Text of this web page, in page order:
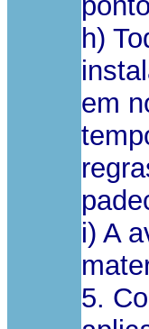
h)
em
i) A
5.